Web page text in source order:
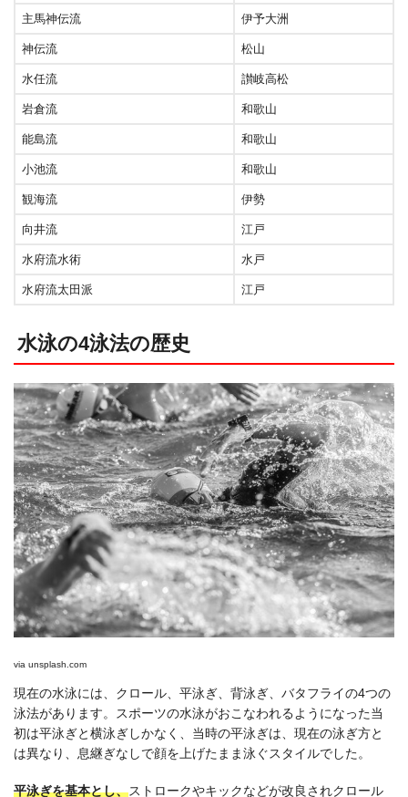
主馬神伝流 伊予大洲
神伝流 松山
水任流 讃岐高松
岩倉流 和歌山
能島流 和歌山
小池流 和歌山
観海流 伊勢
向井流 江戸
水府流水術 水戸
水府流太田派 江戸
水泳の4泳法の歴史
via unsplash.com
現在の水泳には、クロール、平泳ぎ、背泳ぎ、バタフライの4つの
泳法があります。スポーツの水泳がおこなわれるようになった当
初は平泳ぎと横泳ぎしかなく、当時の平泳ぎは、現在の泳ぎ方と
は異なり、息継ぎなしで顔を上げたまま泳ぐスタイルでした。
平泳ぎを基本とし、ストロークやキックなどが改良されクロール